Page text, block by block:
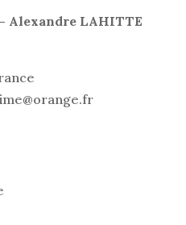
Alexandre LAHITTE